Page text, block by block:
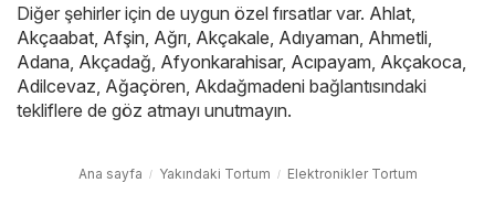
Diğer şehirler için de uygun özel fırsatlar var. Ahlat
Akçaabat Afşin Ağrı Akçakale Adıyaman Ahmetli
Adana Akçadağ Afyonkarahisar, Acıpayam Akçakoca
Adilcevaz Ağaçören Akdağmadeni bağlantısındaki
tekliflere de göz atmayı unutmayın.
Ana sayfa Yakındaki Tortum Elektronikler Tortum